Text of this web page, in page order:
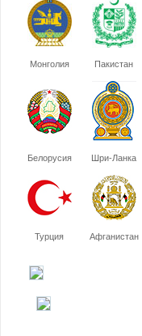
Монголия Пакистан
Белорусия Шри-Ланка
Турция Афганистан